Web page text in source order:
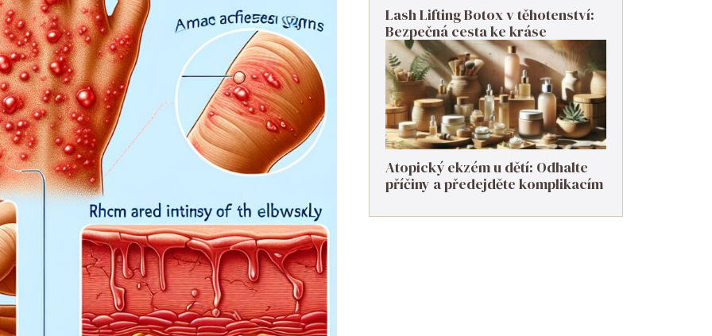
Lash Lifting Botox v těhotenství:
Bezpečná cesta ke kráse
Atopický ekzém u dětí: Odhalte
příčiny a předejděte komplikacím